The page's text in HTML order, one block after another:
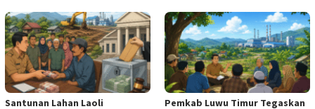
Santunan Lahan Laoli
Pemkab Luwu Timur Tegaskan